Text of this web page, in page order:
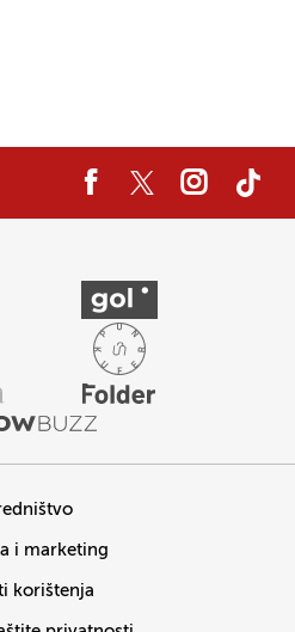
i marketing
korištenja